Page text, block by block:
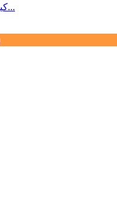
كيفية تحديد ومعالجة الأعطال في مضخات المياه أثن...